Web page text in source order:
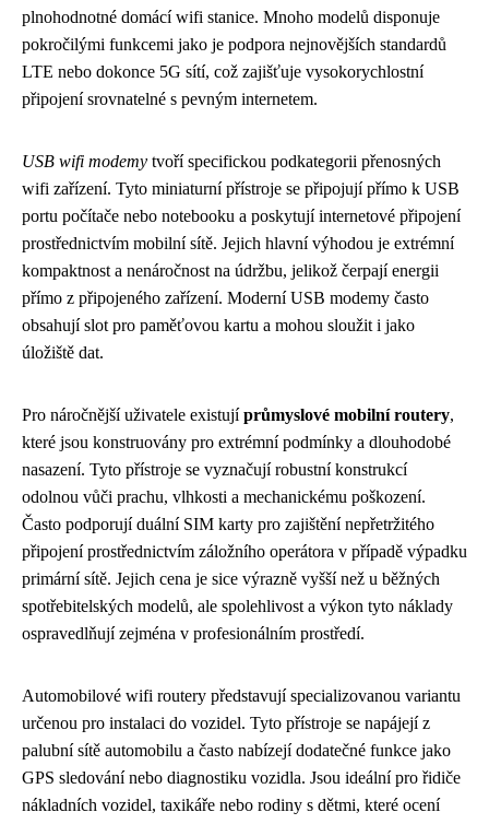
plnohodnotné domácí wifi stanice. Mnoho modelů disponuje
pokročilými funkcemi jako je podpora nejnovějších standardů
LTE nebo dokonce 5G sítí, což zajišťuje vysokorychlostní
připojení srovnatelné s pevným internetem.
USB wifi modemy tvoří specifickou podkategorii přenosných
wifi zařízení. Tyto miniaturní přístroje se připojují přímo k USB
portu počítače nebo notebooku a poskytují internetové připojení
prostřednictvím mobilní sítě. Jejich hlavní výhodou je extrémní
kompaktnost a nenáročnost na údržbu, jelikož čerpají energii
přímo z připojeného zařízení. Moderní USB modemy často
obsahují slot pro paměťovou kartu a mohou sloužit i jako
úložiště dat.
Pro náročnější uživatele existujíprůmyslové mobilní routery,
které jsou konstruovány pro extrémní podmínky a dlouhodobé
nasazení. Tyto přístroje se vyznačují robustní konstrukcí
odolnou vůči prachu, vlhkosti a mechanickému poškození.
Často podporují duální SIM karty pro zajištění nepřetržitého
připojení prostřednictvím záložního operátora v případě výpadku
primární sítě. Jejich cena je sice výrazně vyšší než u běžných
spotřebitelských modelů, ale spolehlivost a výkon tyto náklady
ospravedlňují zejména v profesionálním prostředí.
Automobilové wifi routery představují specializovanou variantu
určenou pro instalaci do vozidel. Tyto přístroje se napájejí z
palubní sítě automobilu a často nabízejí dodatečné funkce jako
GPS sledování nebo diagnostiku vozidla. Jsou ideální pro řidiče
nákladních vozidel, taxikáře nebo rodiny s dětmi, které ocení